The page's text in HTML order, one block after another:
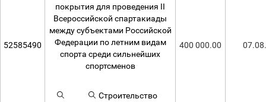
52585490
покрытия для проведения II
Всероссийской спартакиады
между субъектами Российской
Федерации по летним видам
спорта среди сильнейших
спортсменов
Строительство
400 000.00